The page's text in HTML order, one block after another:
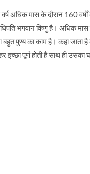
अधिक मास के दौरान 160 वर्षों
भगवान विष्णु है। अधिक मास
पुण्य का काम है। कहा जाता है
पूर्ण होती है साथ ही उसका